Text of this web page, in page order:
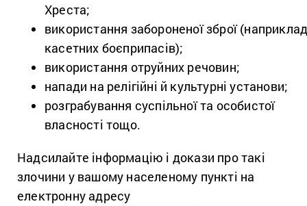
Хреста;
використання забороненої зброї
касетних боєприпасів);
використання отруйних речовин;
напади на релігійні й культурні установи;
розграбування суспільної та особистої
власності тощо.
Надсилайте інформацію і докази про такі
злочини у вашому населеному пункті на
електронну адресу